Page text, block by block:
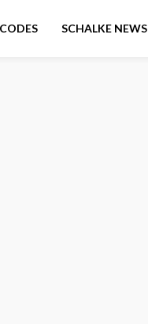
SCHALKE NEWS